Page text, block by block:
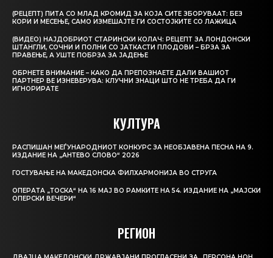
(РЕЦЕПТ) ПИТА СО МЛАД КРОМИД ЗА КОЈА СИТЕ ЗБОРУВААТ: БЕЗ
КОРИ И МЕСЕЊЕ, САМО ИЗМЕШАЈТЕ ГИ СОСТОЈКИТЕ СО ЛАЖИЦА
(ВИДЕО) НАЈДОБРИОТ СТАРИНСКИ КОЛАЧ: РЕЦЕПТ ЗА ЛОНДОНСКИ
ШТАНГЛИ, СОЧНИ И ПОЛНИ СО ЈАТКАСТИ ПЛОДОВИ – БРЗА ЗА
ПРАВЕЊЕ, А УШТЕ ПОБРЗА ЗА ЈАДЕЊЕ
ОБРНЕТЕ ВНИМАНИЕ – КАКО ДА ПРЕПОЗНАЕТЕ ДАЛИ ВАШИОТ
ПАРТНЕР ВЕ ИЗНЕВЕРУВА: КЛУЧНИ ЗНАЦИ ШТО НЕ ТРЕБА ДА ГИ
ИГНОРИРАТЕ
КУЛТУРА
РАСПИШАН МЕЃУНАРОДНИОТ КОНКУРС ЗА НЕОБЈАВЕНА ПЕСНА НА 9.
ИЗДАНИЕ НА „АНТЕВО СЛОВО“ 2026
ГОСТУВАЊЕ НА МАКЕДОНСКА ФИЛХАРМОНИЈА ВО СТРУГА
ОПЕРАТА „ТОСКА“ НА 16 МАЈ ВО РАМКИТЕ НА 54. ИЗДАНИЕ НА „МАЈСКИ
ОПЕРСКИ ВЕЧЕРИ“
РЕГИОН